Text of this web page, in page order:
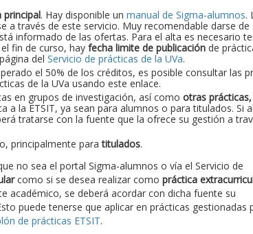
principal. Hay disponible un manual de Sigma-alumnos.
a través de este servicio. Muy recomendable darse de
informado de las ofertas. Para el alta es necesario
fin de curso, hay fecha limite de publicaciónde
del Servicio de prácticas de la UVa.
el 50% de los créditos, es posible consultar las
de la UVa usando este enlace.
en grupos de investigación, así como otras
a la ETSIT, ya sean para alumnos o para titulados. Si
tratarse con la fuente que la ofrece su gestión a
principalmente paratitulados.
no sea el portal Sigma-alumnos o vía el Servicio de
como si se desea realizar como práctica
académico, se deberá acordar con dicha fuente su
puede tenerse que aplicar en prácticas gestionadas
de prácticas ETSIT.